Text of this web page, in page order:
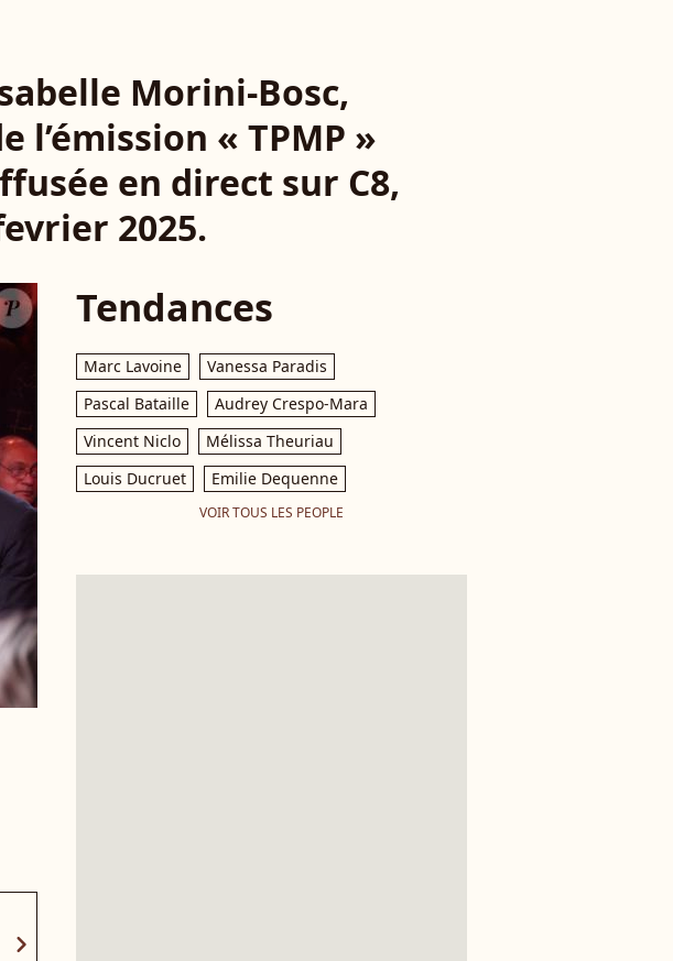
Morini-Bosc,
l’émission « TPMP »
en direct sur C8,
2025.
chevron_right
Tendances
Marc Lavoine
Vanessa Paradis
Pascal Bataille
Audrey Crespo-Mara
Vincent Niclo
Mélissa Theuriau
Louis Ducruet
Emilie Dequenne
VOIR TOUS LES PEOPLE